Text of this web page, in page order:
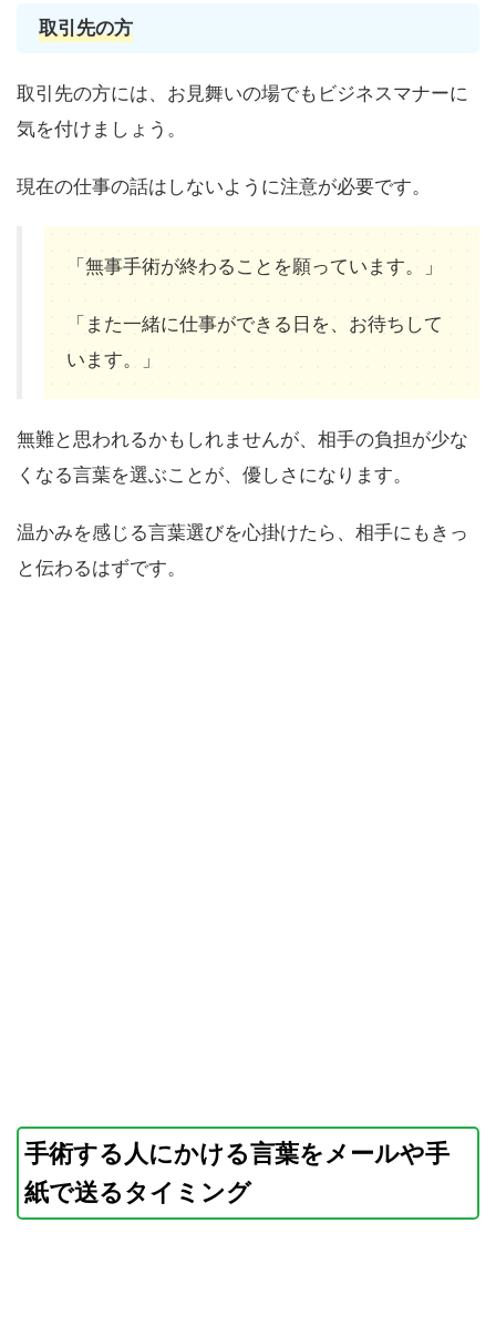
取引先の方
取引先の方には、お見舞いの場でもビジネスマナーに
気を付けましょう。
現在の仕事の話はしないように注意が必要です。
「無事手術が終わることを願っています。」
「また一緒に仕事ができる日を、お待ちして
います。」
無難と思われるかもしれませんが、相手の負担が少な
くなる言葉を選ぶことが、優しさになります。
温かみを感じる言葉選びを心掛けたら、相手にもきっ
と伝わるはずです。
手術する人にかける言葉をメールや手
紙で送るタイミング